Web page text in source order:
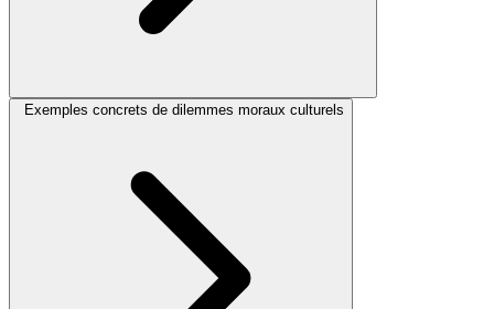
Exemples concrets de dilemmes moraux culturels